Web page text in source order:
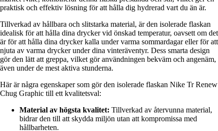
praktisk och effektiv lösning för att hålla dig hydrerad vart du än är.
Tillverkad av hållbara och slitstarka material, är den isolerade flaskan
idealisk för att hålla dina drycker vid önskad temperatur, oavsett om det
är för att hålla dina drycker kalla under varma sommardagar eller för att
njuta av varma drycker under dina vinteräventyr. Dess smarta design
gör den lätt att greppa, vilket gör användningen bekväm och angenäm,
även under de mest aktiva stunderna.
Här är några egenskaper som gör den isolerade flaskan Nike Tr Renew
Chug Graphic till ett kvalitetsval:
Material av högsta kvalitet: Tillverkad av återvunna material,
bidrar den till att skydda miljön utan att kompromissa med
hållbarheten.